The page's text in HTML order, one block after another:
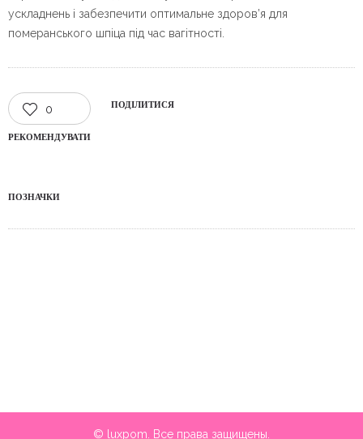
ускладнень і забезпечити оптимальне здоров’я для
померанського шпіца під час вагітності.
0
РЕКОМЕНДУВАТИ
ПОДІЛИТИСЯ
ПОЗНАЧКИ
© luxpom. Все права защищены.